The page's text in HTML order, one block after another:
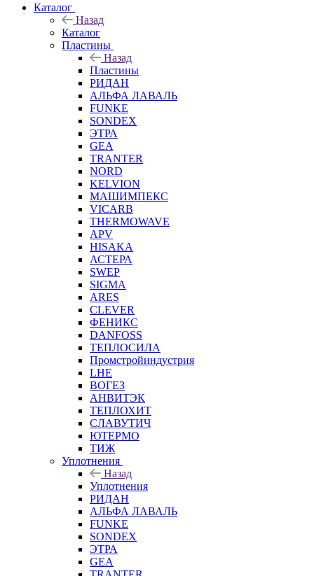
Каталог
Назад
Каталог
Пластины
Назад
Пластины
РИДАН
АЛЬФА ЛАВАЛЬ
FUNKE
SONDEX
ЭТРА
GEA
TRANTER
NORD
KELVION
МАШИМПЕКС
VICARB
THERMOWAVE
APV
HISAKA
АСТЕРА
SWEP
SIGMA
ARES
CLEVER
ФЕНИКС
DANFOSS
ТЕПЛОСИЛА
Промстройиндустрия
LHE
ВОГЕЗ
АНВИТЭК
ТЕПЛОХИТ
СЛАВУТИЧ
ЮТЕРМО
ТИЖ
Уплотнения
Назад
Уплотнения
РИДАН
АЛЬФА ЛАВАЛЬ
FUNKE
SONDEX
ЭТРА
GEA